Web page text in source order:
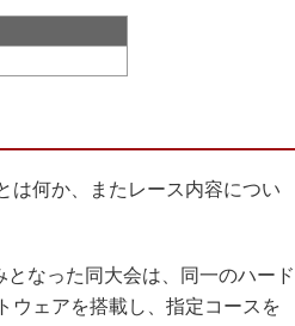
何か、またレース内容につい
なった同大会は、同一のハード
ウェアを搭載し、指定コースを